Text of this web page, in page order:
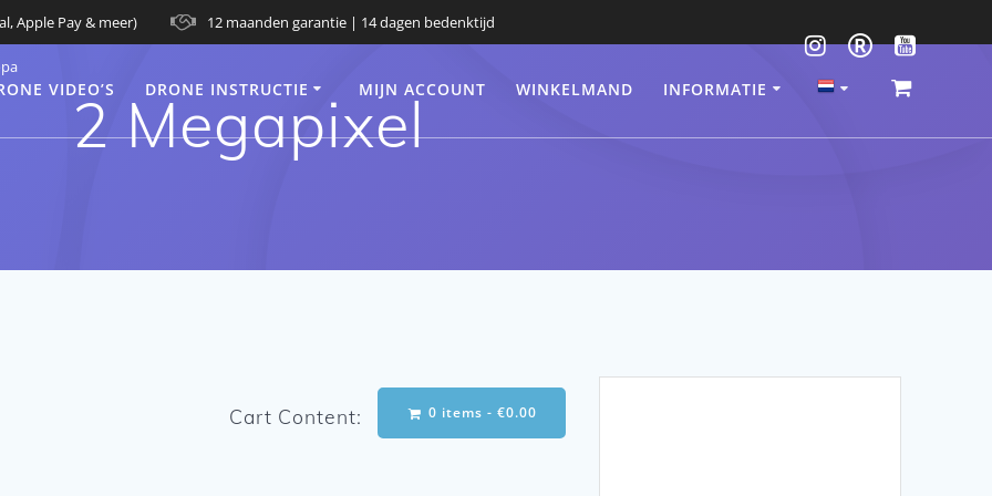
Apple Pay & meer) 12 maanden garantie | 14 dagen bedenktijd
VIDEO’S DRONE INSTRUCTIE MIJN ACCOUNT WINKELMAND INFORMATIE
2 Megapixel
Cart Content: 0 items -€0.00